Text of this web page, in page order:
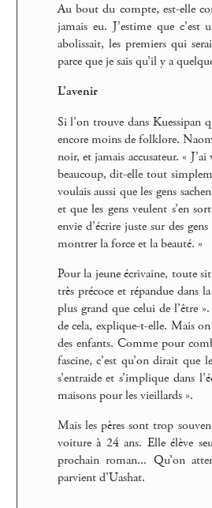
Au bout du compte, est-elle
jamais eu. J’estime que
abolissait, les premiers qui
parce que je sais qu’il y a
L’avenir
Si l’on trouve dans Kuessipan
encore moins de folklore.
noir, et jamais accusateur. «
beaucoup, dit-elle tout
voulais aussi que les gens
et que les gens veulent s’en
envie d’écrire juste sur des
montrer la force et la beauté. »
Pour la jeune écrivaine, toute
très précoce et répandue dans
plus grand que celui de l’être
de cela, explique-t-elle. Mais
des enfants. Comme pour
fascine, c’est qu’on dirait
s’entraide et s’implique dans
maisons pour les vieillards ».
Mais les pères sont trop
voiture à 24 ans. Elle élève
prochain roman... Qu’on
parvient d’Uashat.